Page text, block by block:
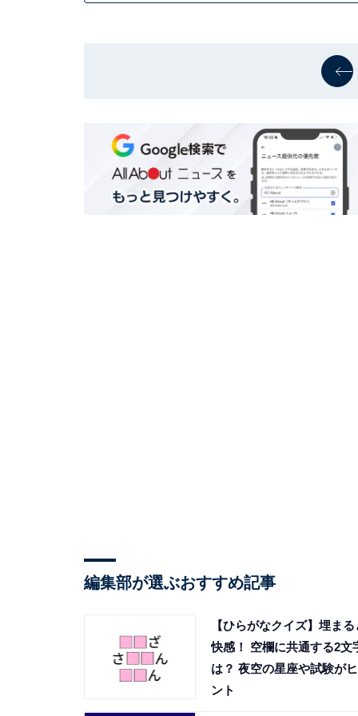
編集部が選ぶおすすめ記事
【ひらがなクイズ】埋まる
快感！ 空欄に共通する2文
は？ 夜空の星座や試験がヒ
ント